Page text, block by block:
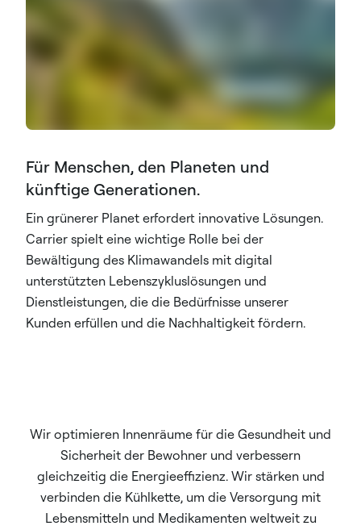
Für Menschen, den Planeten und
künftige Generationen.
Ein grünerer Planet erfordert innovative Lösungen.
Carrier spielt eine wichtige Rolle bei der
Bewältigung des Klimawandels mit digital
unterstützten Lebenszykluslösungen und
Dienstleistungen, die die Bedürfnisse unserer
Kunden erfüllen und die Nachhaltigkeit fördern.
Wir optimieren Innenräume für die Gesundheit und
Sicherheit der Bewohner und verbessern
gleichzeitig die Energieeffizienz. Wir stärken und
verbinden die Kühlkette, um die Versorgung mit
Lebensmitteln und Medikamenten weltweit zu